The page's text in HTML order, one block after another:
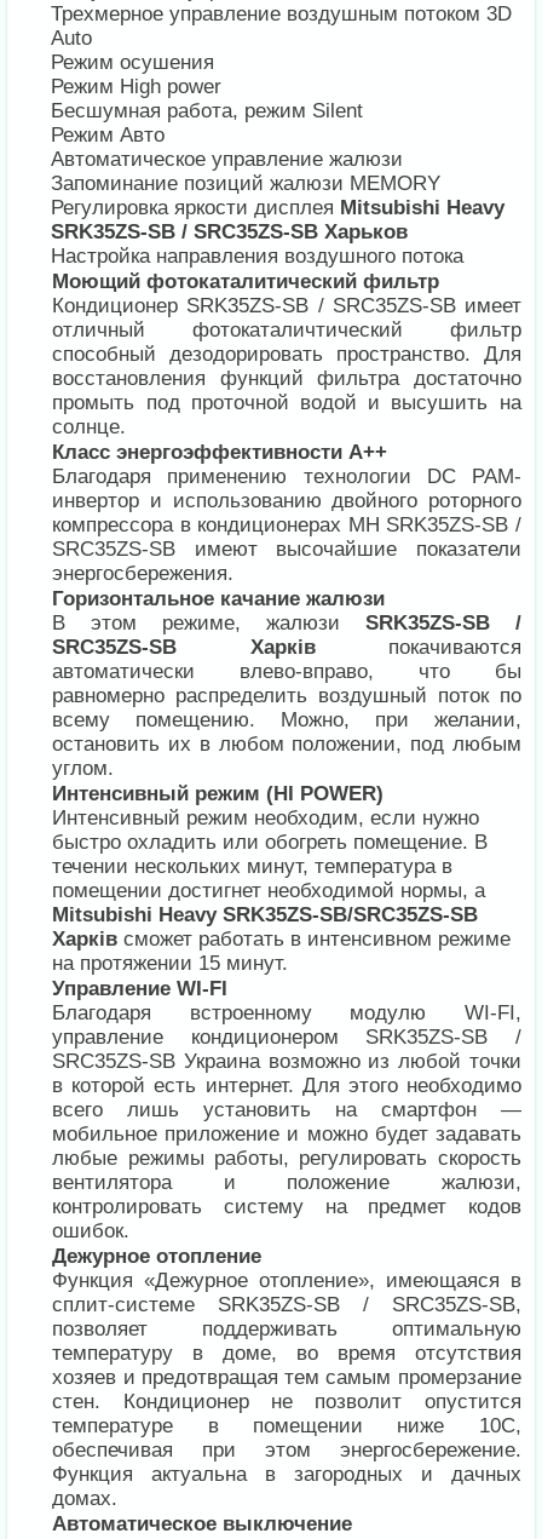
Трехмерное управление воздушным потоком 3D
Auto
Режим осушения
Режим High power
Бесшумная работа, режим Silent
Режим Авто
Автоматическое управление жалюзи
Запоминание позиций жалюзи MEMORY
Регулировка яркости дисплея Mitsubishi Heavy
SRK35ZS-SB / SRC35ZS-SB Харьков
Настройка направления воздушного потока
Моющий фотокаталитический фильтр
Кондиционер SRK35ZS-SB / SRC35ZS-SB имеет
отличный фотокаталичтический фильтр
способный дезодорировать пространство. Для
восстановления функций фильтра достаточно
промыть под проточной водой и высушить на
солнце.
Класс энергоэффективности А++
Благодаря применению технологии DC PAM-
инвертор и использованию двойного роторного
компрессора в кондиционерах MH SRK35ZS-SB /
SRC35ZS-SB имеют высочайшие показатели
энергосбережения.
Горизонтальное качание жалюзи
В этом режиме, жалюзи SRK35ZS-SB /
SRC35ZS-SB Харківпокачиваются
автоматически влево-вправо, что бы
равномерно распределить воздушный поток по
всему помещению. Можно, при желании,
остановить их в любом положении, под любым
углом.
Интенсивный режим (HI POWER)
Интенсивный режим необходим, если нужно
быстро охладить или обогреть помещение. В
течении нескольких минут, температура в
помещении достигнет необходимой нормы, а
Mitsubishi Heavy SRK35ZS-SB/SRC35ZS-SB
Харків сможет работать в интенсивном режиме
на протяжении 15 минут.
Управление WI-FI
Благодаря встроенному модулю WI-FI,
управление кондиционером SRK35ZS-SB /
SRC35ZS-SB Украина возможно из любой точки
в которой есть интернет. Для этого необходимо
всего лишь установить на смартфон —
мобильное приложение и можно будет задавать
любые режимы работы, регулировать скорость
вентилятора и положение жалюзи,
контролировать систему на предмет кодов
ошибок.
Дежурное отопление
Функция «Дежурное отопление», имеющаяся в
сплит-системе SRK35ZS-SB / SRC35ZS-SB,
позволяет поддерживать оптимальную
температуру в доме, во время отсутствия
хозяев и предотвращая тем самым промерзание
стен. Кондиционер не позволит опустится
температуре в помещении ниже 10С,
обеспечивая при этом энергосбережение.
Функция актуальна в загородных и дачных
домах.
Автоматическое выключение